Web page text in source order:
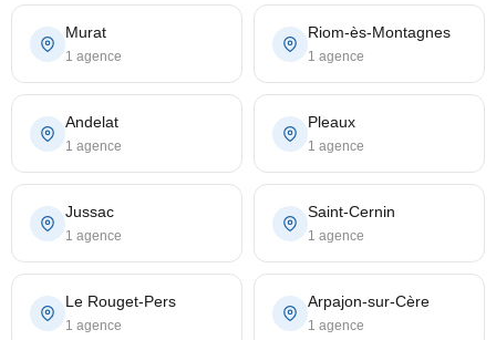
Murat
1 agence
Riom-ès-Montagnes
1 agence
Andelat
1 agence
Pleaux
1 agence
Jussac
1 agence
Saint-Cernin
1 agence
Le Rouget-Pers
1 agence
Arpajon-sur-Cère
1 agence